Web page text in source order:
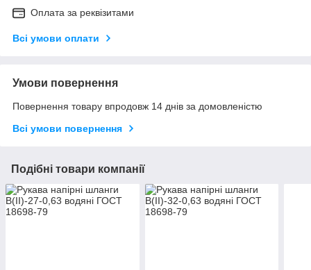
Оплата за реквізитами
Всі умови оплати
Умови повернення
Повернення товару впродовж 14 днів за домовленістю
Всі умови повернення
Подібні товари компанії